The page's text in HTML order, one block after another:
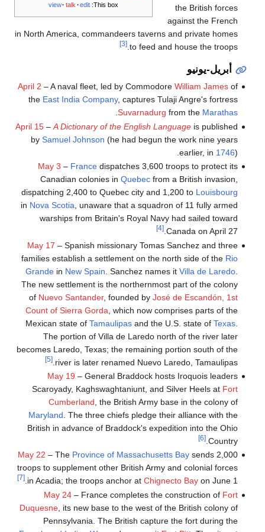
This box:
view talk edit
the British forces
against the French
in North America, commandeers taverns and private homes
to feed and house the troops.
[3]
أبريل-يونيو
April 2 – A naval fleet, led by Commodore William Jamesof
the East India Company, captures Tulaji Angre's fortress
Suvarnadurg from the Marathas
.
April 15– A Dictionary of the English Languageis published
by Samuel Johnson (he had begun the work nine years
earlier, in 1746).
May 3 – Francedispatches 3,600 troops to protect its
Canadian colonies in Quebecfrom a British invasion,
dispatching 2,400 to Quebec city and 1,200 to Louisbourg
in Nova Scotia , unaware that a squadron of 11 fully armed
warships from Britain's Royal Navy had sailed toward
Canada on April 27.
[4]
May 17 – Spanish missionary Tomas Sanchez and three
families establish a settlement on the north side of the Rio
Grandein New Spain . Sanchez names it Villa de Laredo.
The new settlement is the northernmost part of the colony
of Nuevo Santander, founded by José de Escandón, 1st
Count of Sierra Gorda , which now comprises parts of the
Mexican state of Tamaulipasand the U.S. state of Texas.
The portion of Villa de Laredo north of the river later
becomes Laredo, Texas; the remaining portion south of the
river is later renamed Nuevo Laredo, Tamaulipas.
[5]
May 19 – General Braddock hosts Iroquois leaders
Scaroyady, Kaghswaghtaniunt, and Silver Heels at Fort
Cumberland , the British Army base in the colony of
Maryland . The three chiefs pledge their alliance with the
British in advance of Braddock's expedition into the Ohio
Country.
[6]
May 22 – The Province of Massachusetts Baysends 2,000
troops to supplement other British Army and colonial forces
in Acadia; the troops anchor at Chignecto Bayon June 1.
[7]
May 24– France completes the construction of Fort
Duquesne, its new base to the west of the British colony of
Pennsylvania. The British capture the fort during the